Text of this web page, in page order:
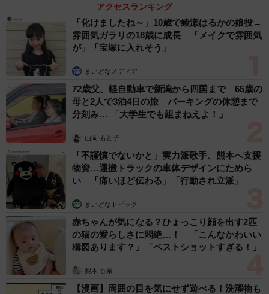
ハーブが奥深い味わいを楽しませてくれるとのこと。
届いた社員食堂のカレー「スパイス香るキーマカレー」を
さっそくいただいてみました。
アクセスランキング
「化けましたね～」10歳で綾瀬はるかの娘役→
雰囲気ガラリの18歳に成長 「メイクで雰囲気
が」「宝塚に入れそう」
まいどなメディア
72歳父、軽自動車で新潟から四国まで 65歳の
母と2人で3泊4日の旅 パーキングの休憩まで
分刻み… 「大学生でも組まねえよ！」
山岡 もと子
「不謹慎でないかと」実力派歌手、熊本へ支援
物資…運搬トラックの車体デザインにためら
い 「痛いほど伝わる」「行動され立派」
まいどなトピック
赤ちゃんが気になる？ひょっこり顔を出す2匹
の猫の愛らしさに悶絶…！ 「こんなかわいい
構図あります？」「ベストショットすぎる！」
梨木 香奈
【漫画】周囲の目を気にせず遊べる！洗濯物も